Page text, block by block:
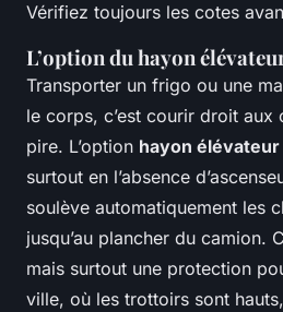
Vérifiez toujours les cotes
L’option du hayon
Transporter un frigo ou une
le corps, c’est courir droit
pire. L’option hayon élévateur
surtout en l’absence
soulève automatiquement les
jusqu’au plancher du camion.
mais surtout une protection
ville, où les trottoirs sont